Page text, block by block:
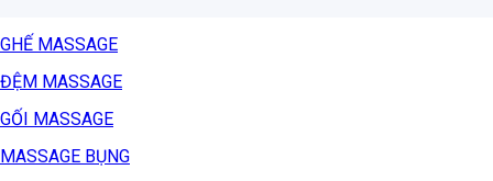
GHẾ MASSAGE
ĐỆM MASSAGE
GỐI MASSAGE
MASSAGE BỤNG